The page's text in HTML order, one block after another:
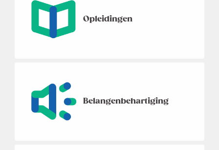
Opleidingen
Belangenbehartiging